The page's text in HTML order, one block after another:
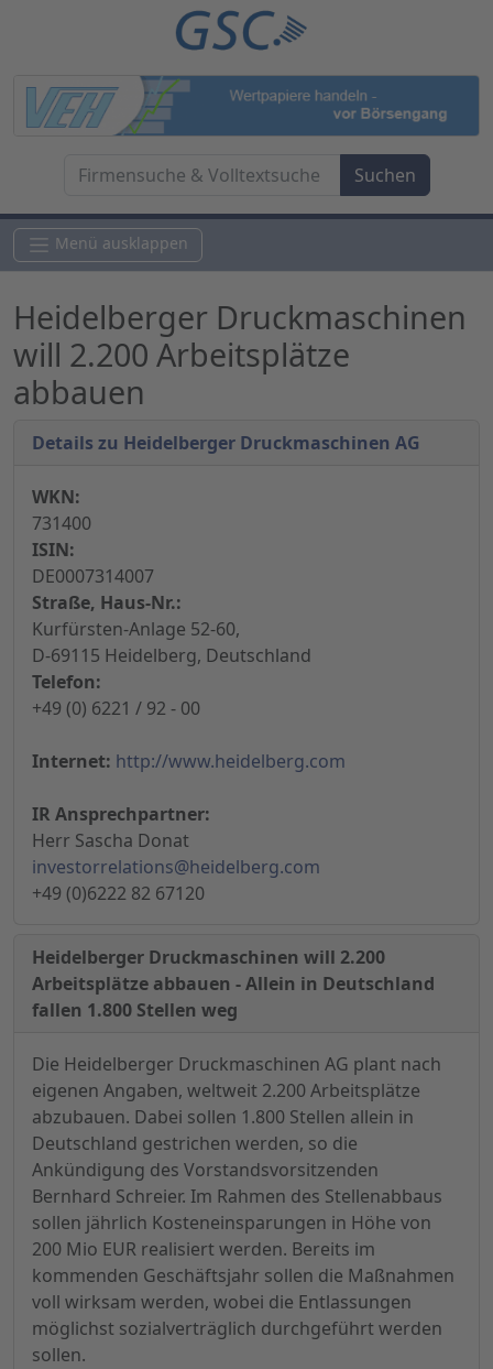
Menü ausklappen
Heidelberger Druckmaschinen
will 2.200 Arbeitsplätze
abbauen
Details zu Heidelberger Druckmaschinen AG
WKN:
731400
ISIN:
DE0007314007
Straße, Haus-Nr.:
Kurfürsten-Anlage 52-60,
D-69115 Heidelberg, Deutschland
Telefon:
+49 (0) 6221 / 92 - 00
Internet: http://www.heidelberg.com
IR Ansprechpartner:
Herr Sascha Donat
investorrelations@heidelberg.com
+49 (0)6222 82 67120
Heidelberger Druckmaschinen will 2.200
Arbeitsplätze abbauen - Allein in Deutschland
fallen 1.800 Stellen weg
Die Heidelberger Druckmaschinen AG plant nach
eigenen Angaben, weltweit 2.200 Arbeitsplätze
abzubauen. Dabei sollen 1.800 Stellen allein in
Deutschland gestrichen werden, so die
Ankündigung des Vorstandsvorsitzenden
Bernhard Schreier. Im Rahmen des Stellenabbaus
sollen jährlich Kosteneinsparungen in Höhe von
200 Mio EUR realisiert werden. Bereits im
kommenden Geschäftsjahr sollen die Maßnahmen
voll wirksam werden, wobei die Entlassungen
möglichst sozialverträglich durchgeführt werden
sollen.